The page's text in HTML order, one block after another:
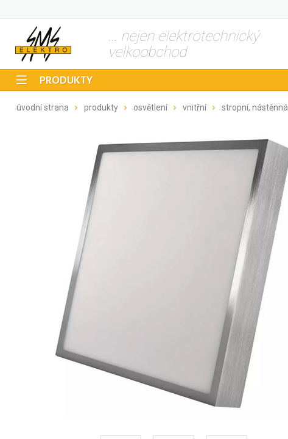
... nejen elektrotechnický
velkoobchod
PRODUKTY
úvodní strana produkty osvětlení vnitřní stropní, nástěnná